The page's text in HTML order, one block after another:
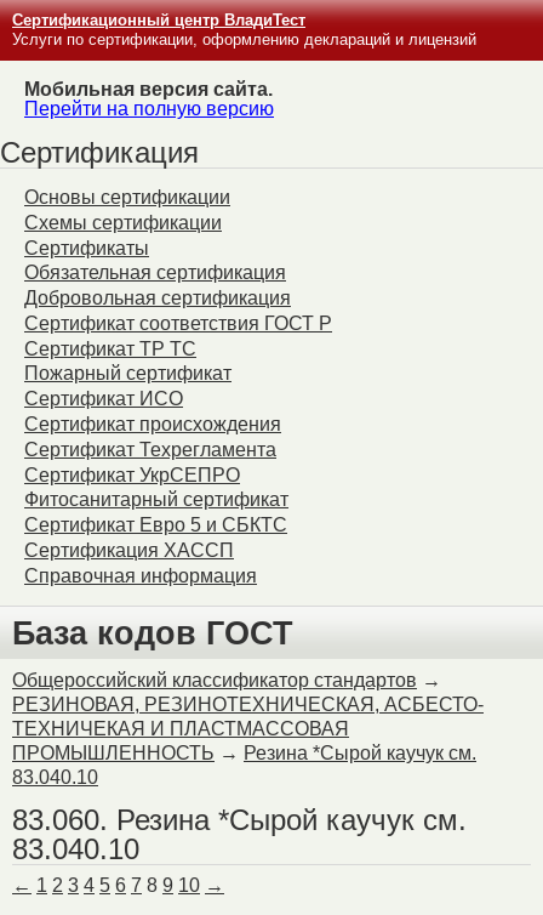
Сертификационный центр ВладиТест
Услуги по сертификации, оформлению деклараций и лицензий
Мобильная версия сайта.
Перейти на полную версию
Сертификация
Основы сертификации
Схемы сертификации
Сертификаты
Обязательная сертификация
Добровольная сертификация
Сертификат соответствия ГОСТ Р
Сертификат ТР ТС
Пожарный сертификат
Сертификат ИСО
Сертификат происхождения
Сертификат Техрегламента
Сертификат УкрСЕПРО
Фитосанитарный сертификат
Сертификат Евро 5 и СБКТС
Сертификация ХАССП
Справочная информация
База кодов ГОСТ
Общероссийский классификатор стандартов →
РЕЗИНОВАЯ, РЕЗИНОТЕХНИЧЕСКАЯ, АСБЕСТО-
ТЕХНИЧЕКАЯ И ПЛАСТМАССОВАЯ
ПРОМЫШЛЕННОСТЬ → Резина *Сырой каучук см.
83.040.10
83.060. Резина *Сырой каучук см.
83.040.10
← 1 2 3 4 5 6 7 8 9 10 →